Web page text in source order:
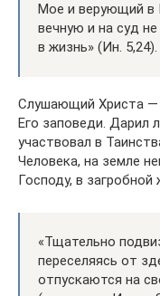
Мое и верующий в
вечную и на суд
в жизнь» (Ин. 5,24).
Слушающий Христа —
Его заповеди. Дарил
участвовал в
Человека, на земле
Господу, в
«Тщательно
переселяясь от
отпускаются на